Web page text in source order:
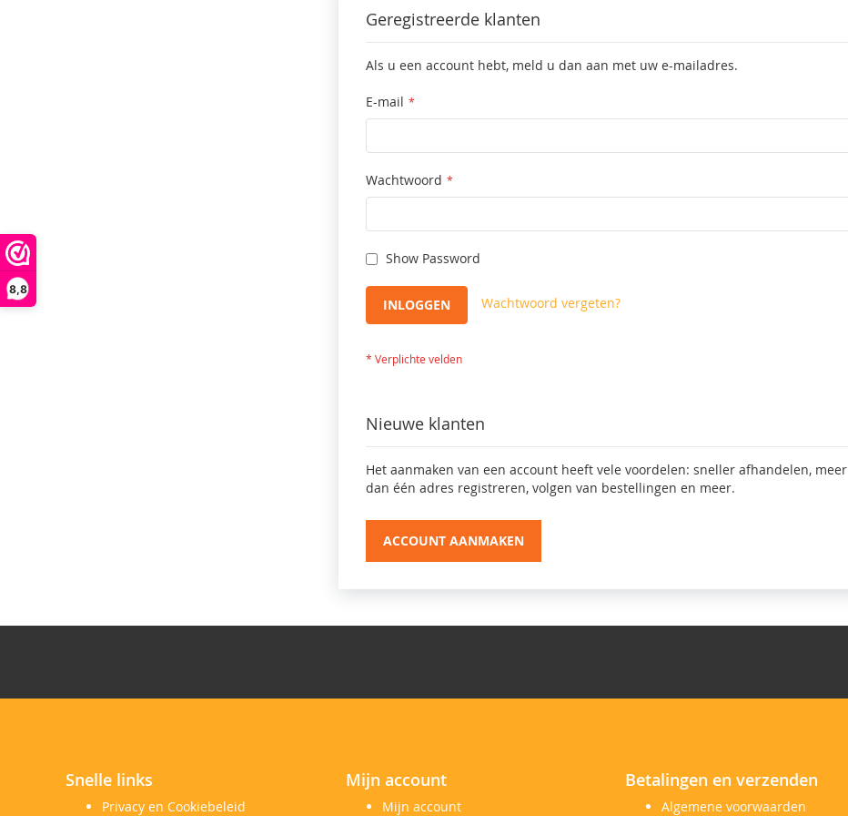
8,8
Geregistreerde klanten
Als u een account hebt, meld u dan aan met uw e-mailadres.
E-mail
Wachtwoord
Show Password
INLOGGEN Wachtwoord vergeten?
Nieuwe klanten
Het aanmaken van een account heeft vele voordelen: sneller afhandelen, meer
dan één adres registreren, volgen van bestellingen en meer.
ACCOUNT AANMAKEN
Snelle links
Privacy en Cookiebeleid
Mijn account
Mijn account
Betalingen en verzenden
Algemene voorwaarden